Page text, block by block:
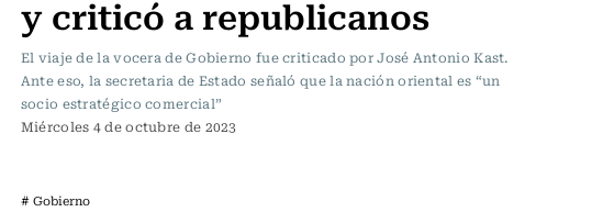
y criticó a republicanos
El viaje de la vocera de Gobierno fue criticado por José Antonio Kast.
Ante eso, la secretaria de Estado señaló que la nación oriental es “un
socio estratégico comercial”
Miércoles 4 de octubre de 2023
# Gobierno